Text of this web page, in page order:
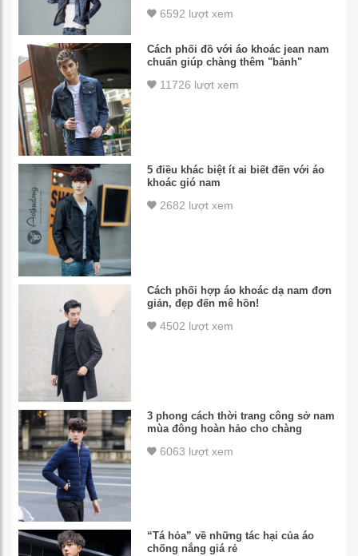
6592 lượt xem
Cách phối đồ với áo khoác jean nam
chuẩn giúp chàng thêm "bảnh"
11726 lượt xem
5 điều khác biệt ít ai biết đến với áo
khoác gió nam
2682 lượt xem
Cách phối hợp áo khoác dạ nam đơn
giản, đẹp đến mê hồn!
4502 lượt xem
3 phong cách thời trang công sở nam
mùa đông hoàn hảo cho chàng
6063 lượt xem
“Tá hỏa” về những tác hại của áo
chống nắng giá rẻ